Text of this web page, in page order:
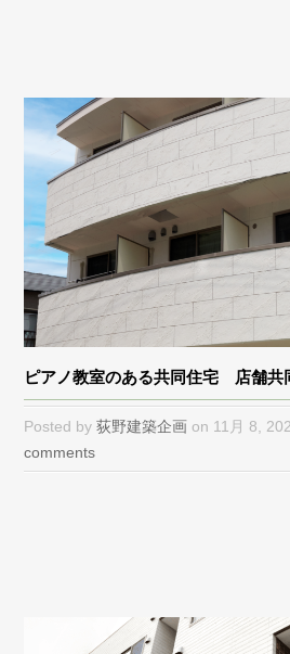
ピアノ教室のある共同住宅 店舗共
Posted by荻野建築企画 on 11月 8,
comments